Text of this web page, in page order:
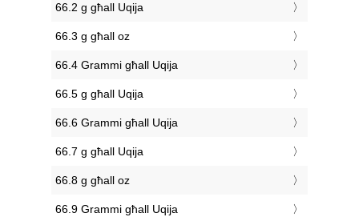
66.2 g għall Uqija
66.3 g għall oz
66.4 Grammi għall Uqija
66.5 g għall Uqija
66.6 Grammi għall Uqija
66.7 g għall Uqija
66.8 g għall oz
66.9 Grammi għall Uqija